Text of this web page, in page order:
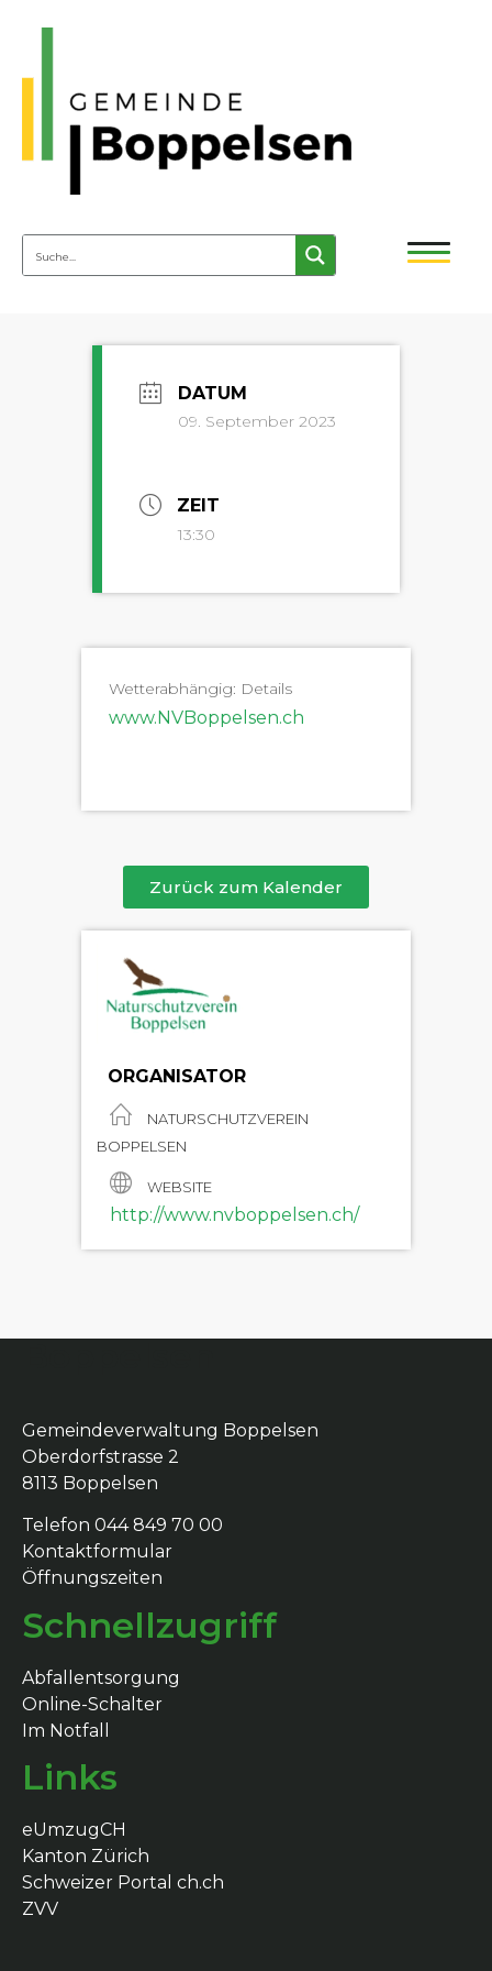
09. September 2023
ZEIT
13:30
Wet­ter­ab­hängig: Details
www.NVBoppelsen.ch
Zurück zum Kalender
ORGANISATOR
NATURSCHUTZVEREIN
BOPPELSEN
WEBSITE
http://www.nvboppelsen.ch/
Gemeindeverwaltung Boppelsen
Oberdorfstrasse 2
8113 Boppelsen
Telefon 044 849 70 00
Kontaktformular
Öffnungszeiten
Schnellzugriff
Abfallentsorgung
Online-Schalter
Im Notfall
Links
eUmzugCH
Kanton Zürich
Schweizer Portal ch.ch
ZVV